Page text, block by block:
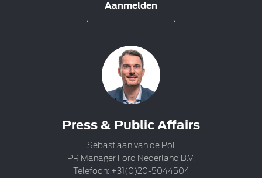
Aanmelden
Press & Public Affairs
Sebastiaan van de Pol
PR Manager Ford Nederland B.V.
Telefoon: +31(0)20-5044504